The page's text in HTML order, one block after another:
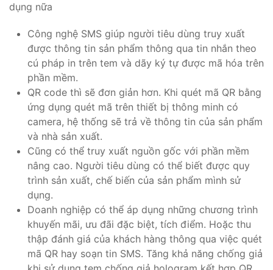
dụng nữa
Công nghệ SMS giúp người tiêu dùng truy xuất
được thông tin sản phẩm thông qua tin nhắn theo
cú pháp in trên tem và dãy ký tự được mã hóa trên
phần mềm.
QR code thì sẽ đơn giản hơn. Khi quét mã QR bằng
ứng dụng quét mã trên thiết bị thông minh có
camera, hệ thống sẽ trả về thông tin của sản phẩm
và nhà sản xuất.
Cũng có thể truy xuất nguồn gốc với phần mềm
nâng cao. Người tiêu dùng có thể biết được quy
trình sản xuất, chế biến của sản phẩm mình sử
dụng.
Doanh nghiệp có thể áp dụng những chương trình
khuyến mãi, ưu đãi đặc biệt, tích điểm. Hoặc thu
thập đánh giá của khách hàng thông qua việc quét
mã QR hay soạn tin SMS. Tăng khả năng chống giả